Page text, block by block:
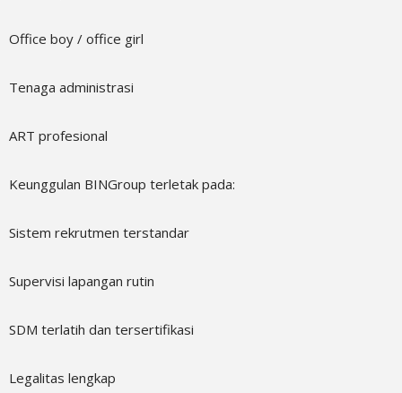
Office boy / office girl
Tenaga administrasi
ART profesional
Keunggulan BINGroup terletak pada:
Sistem rekrutmen terstandar
Supervisi lapangan rutin
SDM terlatih dan tersertifikasi
Legalitas lengkap